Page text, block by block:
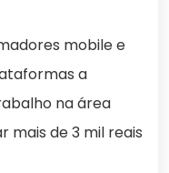
mobile e
a
na área
mais de 3 mil reais